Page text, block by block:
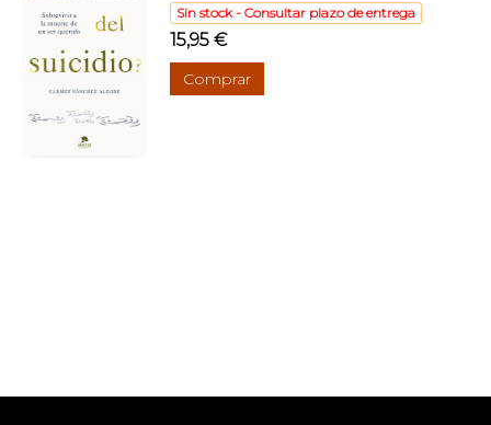
Sin stock - Consultar plazo de entrega
15,95 €
Comprar